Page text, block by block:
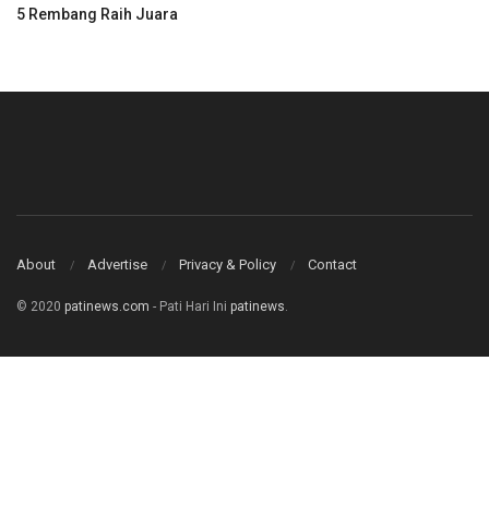
5 Rembang Raih Juara
About Advertise Privacy & Policy Contact
© 2020 patinews.com - Pati Hari Ini patinews.